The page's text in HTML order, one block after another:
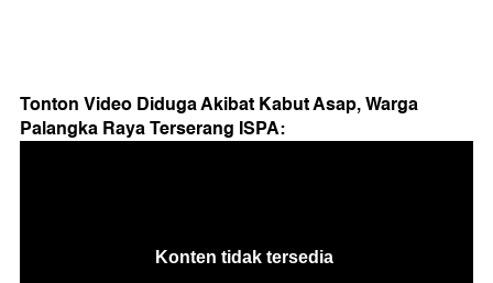
Tonton Video Diduga Akibat Kabut Asap, Warga
Palangka Raya Terserang ISPA: